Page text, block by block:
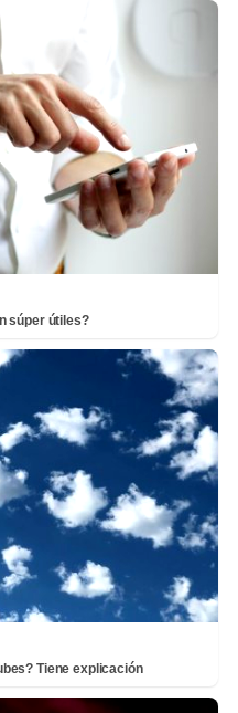
súper útiles?
Tiene explicación